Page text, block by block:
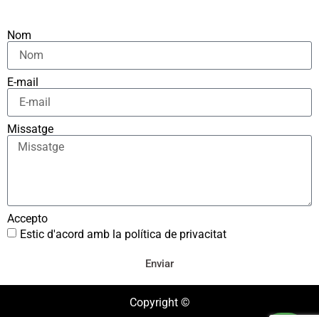
Nom
E-mail
Missatge
Accepto
Estic d'acord amb la política de privacitat
Enviar
Copyright ©